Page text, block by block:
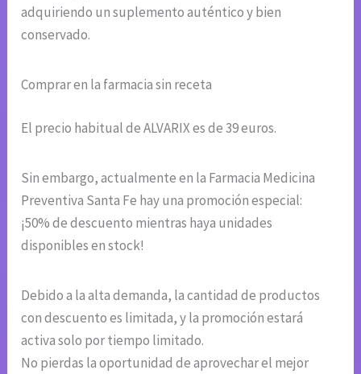
adquiriendo un suplemento auténtico y bien
conservado.
Comprar en la farmacia sin receta
El precio habitual de ALVARIX es de 39 euros.
Sin embargo, actualmente en la Farmacia Medicina
Preventiva Santa Fe hay una promoción especial:
¡50% de descuento mientras haya unidades
disponibles en stock!
Debido a la alta demanda, la cantidad de productos
con descuento es limitada, y la promoción estará
activa solo por tiempo limitado.
No pierdas la oportunidad de aprovechar el mejor